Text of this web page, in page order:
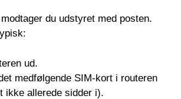
du udstyret med posten.
ud.
medfølgende SIM-kort i routeren
ikke allerede sidder i).